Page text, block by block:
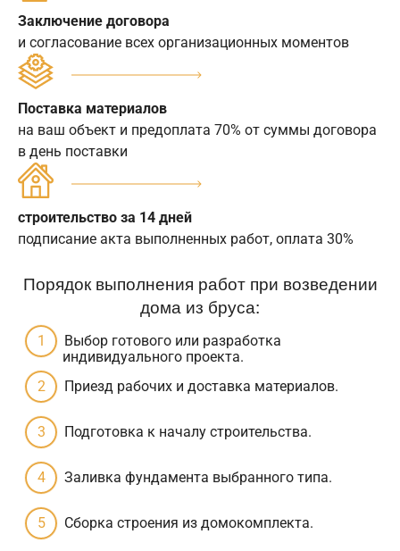
Заключение договора
и согласование всех организационных моментов
Поставка материалов
на ваш объект и предоплата 70% от суммы договора
в день поставки
строительство за 14 дней
подписание акта выполненных работ, оплата 30%
Порядок выполнения работ при возведении
дома из бруса:
Выбор готового или разработка
индивидуального проекта.
Приезд рабочих и доставка материалов.
Подготовка к началу строительства.
Заливка фундамента выбранного типа.
Сборка строения из домокомплекта.